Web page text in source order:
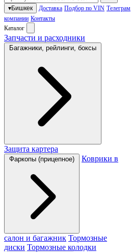
▾Бишкек Доставка Подбор по VIN Телеграм
компании Контакты
Каталог
Запчасти и расходники
Багажники, рейлинги, боксы
Защита картера
Фаркопы (прицепное) Коврики в
салон и багажник Тормозные
диски Тормозные колодки